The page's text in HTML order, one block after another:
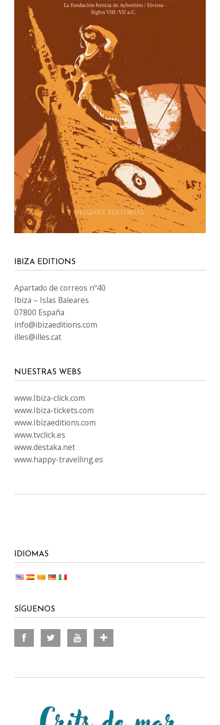
IBIZA EDITIONS
Apartado de correos nº40
Ibiza – Islas Baleares
07800 España
info@ibizaeditions.com
illes@illes.cat
NUESTRAS WEBS
www.Ibiza-click.com
www.Ibiza-tickets.com
www.Ibizaeditions.com
www.tvclick.es
www.destaka.net
www.happy-travelling.es
IDIOMAS
SÍGUENOS